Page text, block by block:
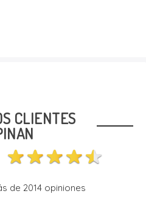
CLIENTES
de 2014opiniones